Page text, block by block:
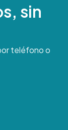
sin
teléfono o